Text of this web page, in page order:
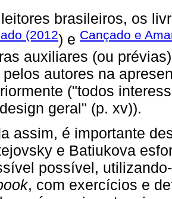
brasileiros, os
(2012) e Cançado e
auxiliares (ou
autores na
("todos
geral" (p. xv)).
assim, é importante
e Batiukova
possível,
, com exercícios e